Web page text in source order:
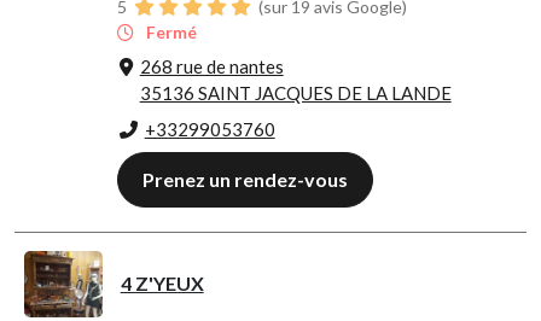
5
(sur 19 avis Google)
Fermé
268 rue de nantes
35136 SAINT JACQUES DE LA LANDE
+33299053760
Prenez un rendez-vous
4 Z'YEUX